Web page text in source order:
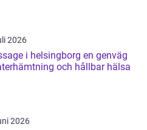
2026
i helsingborg en genväg
och hållbar hälsa
2026